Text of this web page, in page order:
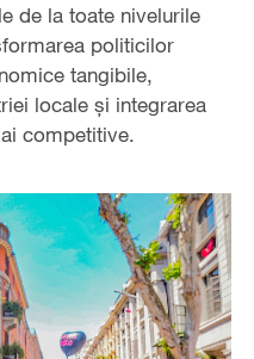
de la toate nivelurile
politicilor
tangibile,
locale și integrarea
competitive.